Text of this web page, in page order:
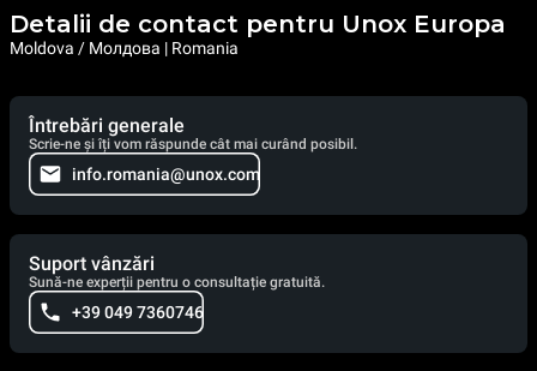
Detalii de contact pentru Unox Europa
Moldova / Молдова | Romania
Întrebări generale
Scrie-ne și îți vom răspunde cât mai curând posibil.
info.romania@unox.com
Suport vânzări
Sună-ne experții pentru o consultație gratuită.
+39 049 7360746